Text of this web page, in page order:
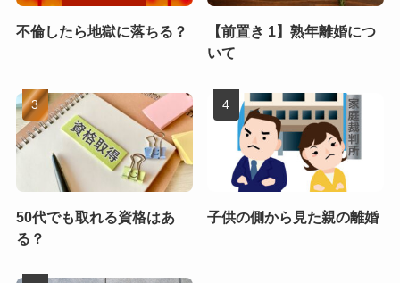
不倫したら地獄に落ちる？
【前置き 1】熟年離婚につ
いて
50代でも取れる資格はあ
る？
子供の側から見た親の離婚